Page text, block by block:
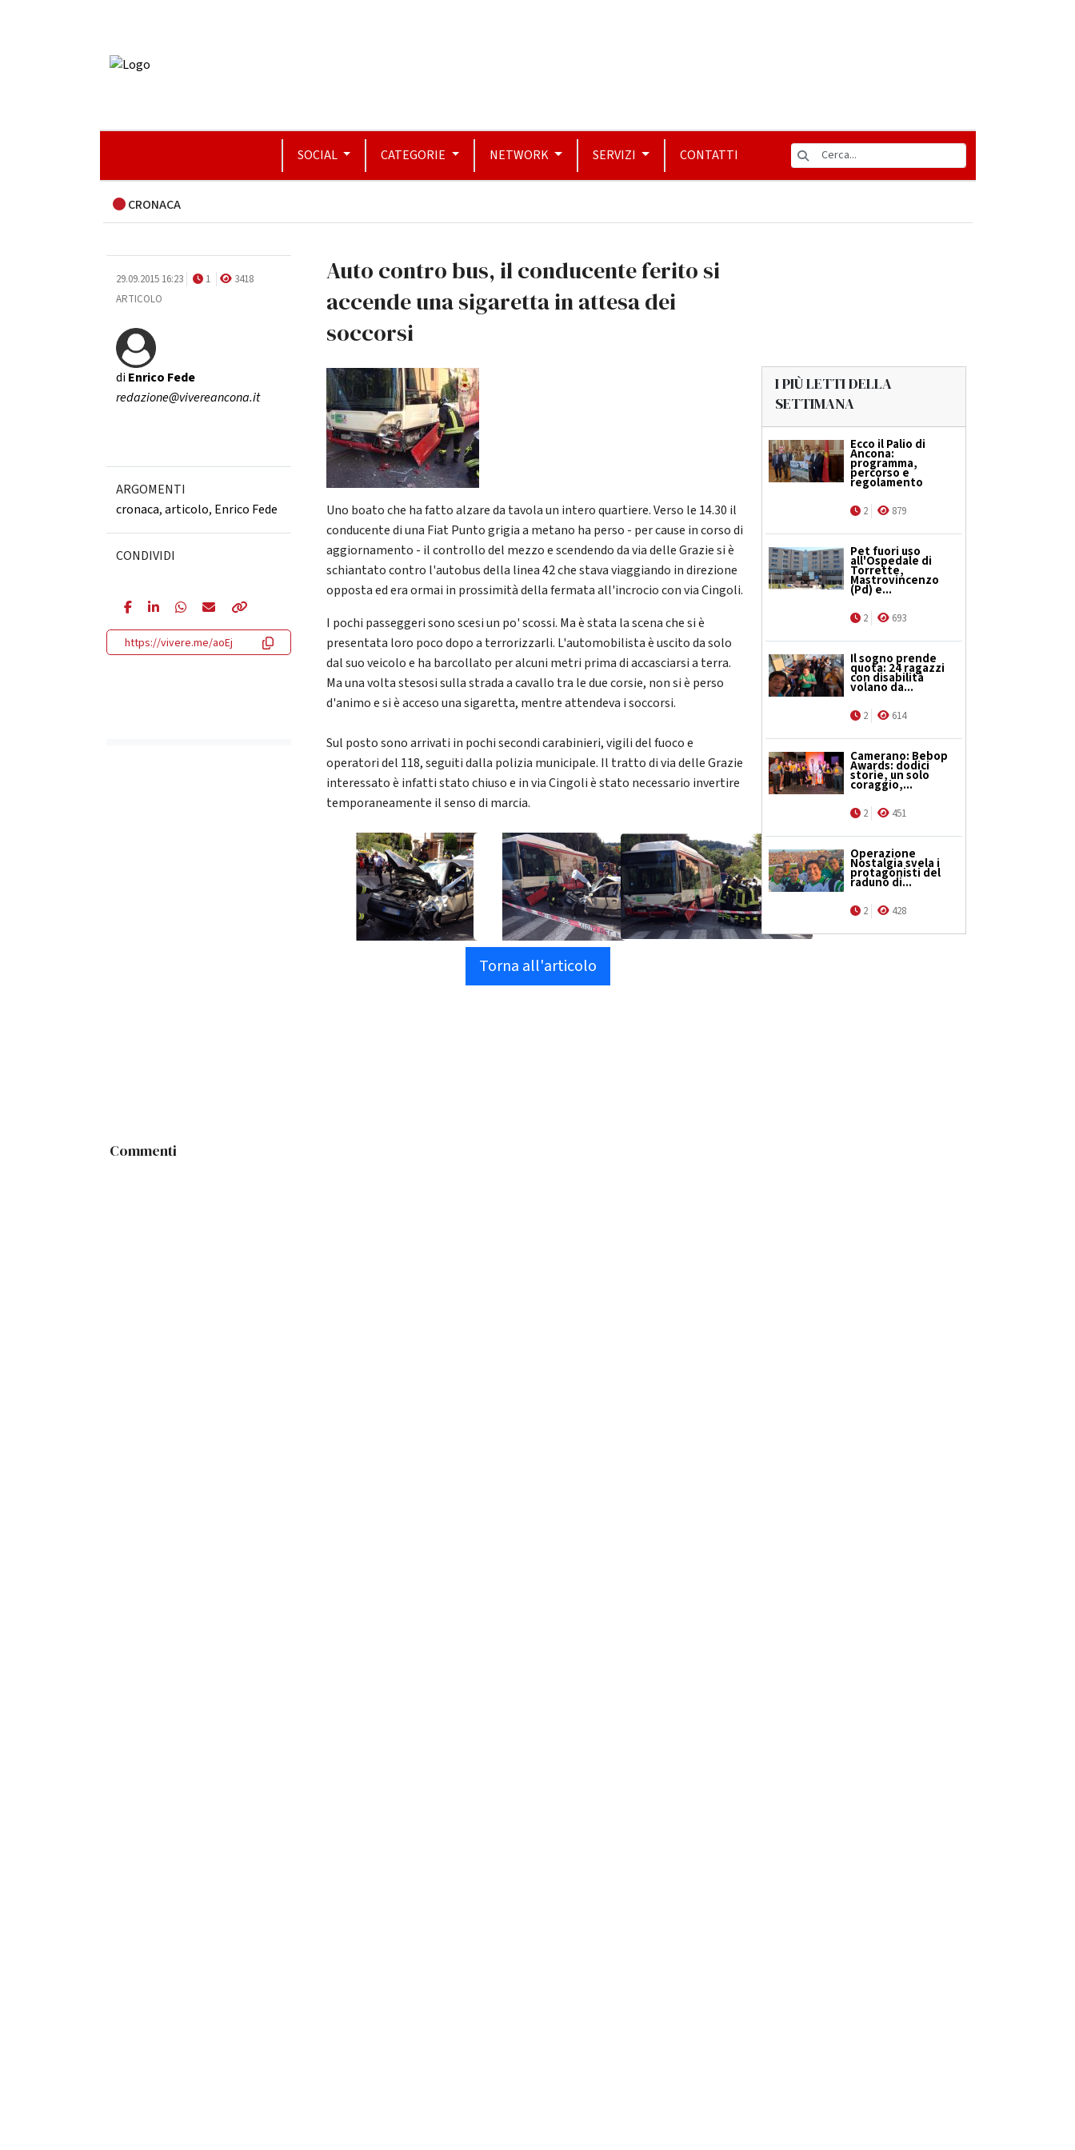
SOCIAL CATEGORIE NETWORK SERVIZI CONTATTI
CRONACA
29.09.2015 16:23 1
3418
ARTICOLO
diEnrico Fede
redazione@vivereancona.it
ARGOMENTI
cronaca,articolo, Enrico Fede
CONDIVIDI
https://vivere.me/aoEj
Auto contro bus, il conducente ferito si
accende una sigaretta in attesa dei
soccorsi
Uno boato che ha fatto alzare da tavola un intero quartiere. Verso le 14.30 il
conducente di una Fiat Punto grigia a metano ha perso - per cause in corso di
aggiornamento - il controllo del mezzo e scendendo da via delle Grazie si è
schiantato contro l'autobus della linea 42 che stava viaggiando in direzione
opposta ed era ormai in prossimità della fermata all'incrocio con via Cingoli.
I pochi passeggeri sono scesi un po' scossi. Ma è stata la scena che si è
presentata loro poco dopo a terrorizzarli. L'automobilista è uscito da solo
dal suo veicolo e ha barcollato per alcuni metri prima di accasciarsi a terra.
Ma una volta stesosi sulla strada a cavallo tra le due corsie, non si è perso
d'animo e si è acceso una sigaretta, mentre attendeva i soccorsi.
Sul posto sono arrivati in pochi secondi carabinieri, vigili del fuoco e
operatori del 118, seguiti dalla polizia municipale. Il tratto di via delle Grazie
interessato è infatti stato chiuso e in via Cingoli è stato necessario invertire
temporaneamente il senso di marcia.
Torna all'articolo
I PIÙ LETTI DELLA
SETTIMANA
Ecco il Palio di
Ancona:
programma,
percorso e
regolamento
2 879
Pet fuori uso
all'Ospedale di
Torrette,
Mastrovincenzo
(Pd) e...
2 693
Il sogno prende
quota: 24 ragazzi
con disabilità
volano da...
2 614
Camerano: Bebop
Awards: dodici
storie, un solo
coraggio,...
2 451
Operazione
Nostalgia svela i
protagonisti del
raduno di...
2 428
Commenti